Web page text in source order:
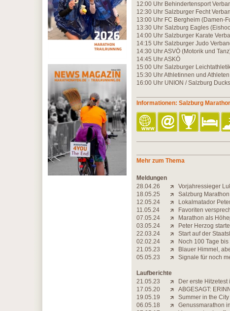
12:00 Uhr Behindertensport
12:30 Uhr Salzburger Fecht
13:00 Uhr FC Bergheim (Damen-
13:30 Uhr Salzburg Eagles
14:00 Uhr Salzburger Karate
14:15 Uhr Salzburger Judo
14:30 Uhr ASVÖ (Motorik und
14:45 Uhr ASKÖ
15:00 Uhr Salzburger
15:30 Uhr Athletinnen und
16:00 Uhr UNION / Salzburg
Informationen: Salzburg
Mehr zum Thema
Meldungen
28.04.26
Vorjahressieger
18.05.25
Salzburg
12.05.24
Lokalmatador
11.05.24
Favoriten
07.05.24
Marathon als
03.05.24
Peter Herzog
22.03.24
Start auf der
02.02.24
Noch 100 Tage
21.05.23
Blauer Himmel,
05.05.23
Signale für noch
Laufberichte
21.05.23
Der erste Hitzetest
17.05.20
ABGESAGT:
19.05.19
Summer in the City
06.05.18
Genussmarathon